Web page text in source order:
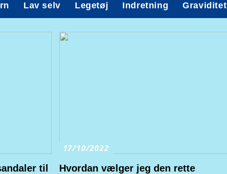
Lav selv Legetøj Indretning Graviditet
til
17/10/2022
Hvordan vælger jeg den rette